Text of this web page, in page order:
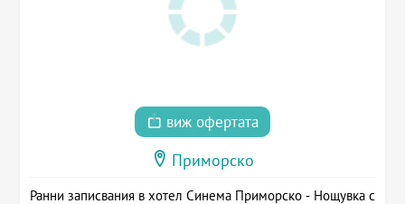
виж офертата
Приморско
Ранни записвания в хотел Синема Приморско - Нощувка с